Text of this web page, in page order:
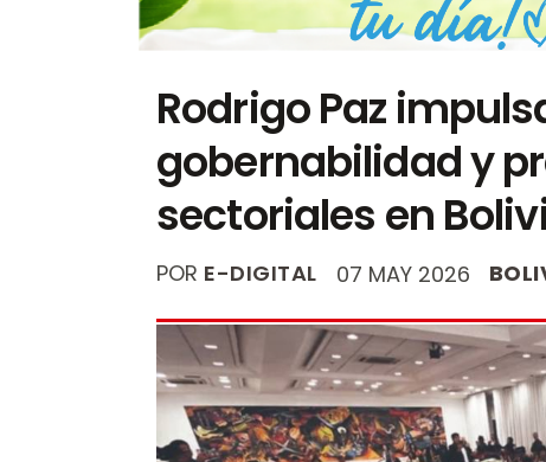
Rodrigo Paz
gobernabilidad y
sectoriales en
POR E-DIGITAL 07 MAY 2026